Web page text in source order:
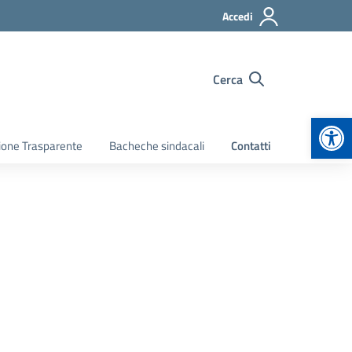
Accedi
Cerca
Trasparente Bacheche sindacali Contatti